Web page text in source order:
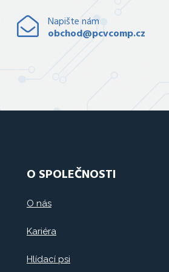
Napište nám
obchod@pcvcomp.cz
O SPOLEČNOSTI
O nás
Kariéra
Hlídací psi